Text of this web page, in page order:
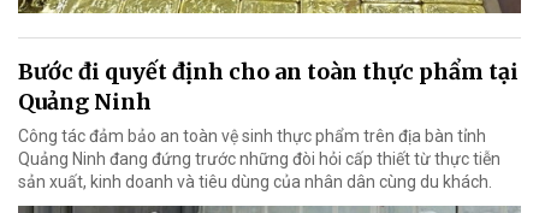
Bước đi quyết định cho an toàn thực phẩm tại
Quảng Ninh
Công tác đảm bảo an toàn vệ sinh thực phẩm trên địa bàn tỉnh
Quảng Ninh đang đứng trước những đòi hỏi cấp thiết từ thực tiễn
sản xuất, kinh doanh và tiêu dùng của nhân dân cùng du khách.